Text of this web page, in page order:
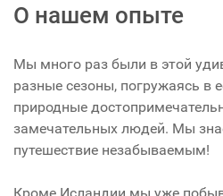
О нашем опыте
Мы много раз были в этой
разные сезоны, погружаясь в
природные
замечательных людей. Мы
путешествие незабываемым!